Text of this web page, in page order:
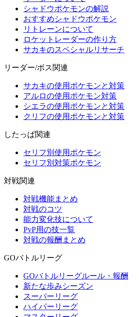
シャドウポケモンの解説
おすすめシャドウポケモン
リトレーンについて
ロケットレーダーの作り方
サカキのスペシャルリサーチ
リーダー/ボス関連
サカキの使用ポケモンと対策
アルロの使用ポケモン対策
シエラの使用ポケモンと対策
クリフの使用ポケモンと対策
したっぱ関連
セリフ別使用ポケモン
セリフ別対策ポケモン
対戦関連
対戦機能まとめ
対戦のコツ
能力変化技について
PvP用の技一覧
対戦の報酬まとめ
GOバトルリーグ
GOバトルリーグルール・報酬
新たな歩みシーズン
スーパーリーグ
ハイパーリーグ